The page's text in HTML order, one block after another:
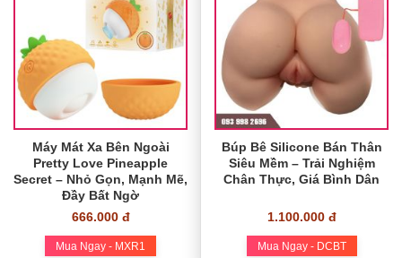
Máy Mát Xa Bên Ngoài
Pretty Love Pineapple
Secret – Nhỏ Gọn, Mạnh Mẽ,
Đầy Bất Ngờ
666.000 đ
Mua Ngay - MXR1
Búp Bê Silicone Bán Thân
Siêu Mềm – Trải Nghiệm
Chân Thực, Giá Bình Dân
1.100.000 đ
Mua Ngay - DCBT